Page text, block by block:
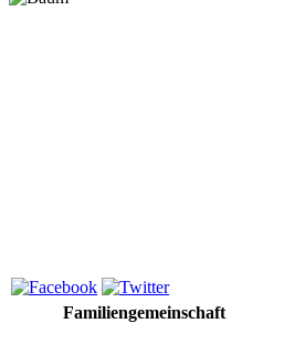
Familiengemeinschaft